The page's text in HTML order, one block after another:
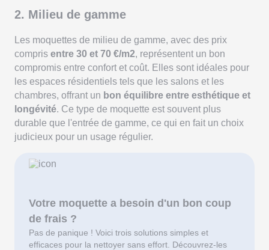
2. Milieu de gamme
Les moquettes de milieu de gamme, avec des prix
compris entre 30 et 70 €/m2, représentent un bon
compromis entre confort et coût. Elles sont idéales pour
les espaces résidentiels tels que les salons et les
chambres, offrant un bon équilibre entre esthétique et
longévité. Ce type de moquette est souvent plus
durable que l'entrée de gamme, ce qui en fait un choix
judicieux pour un usage régulier.
Votre moquette a besoin d'un bon coup
de frais ?
Pas de panique ! Voici trois solutions simples et
efficaces pour la nettoyer sans effort. Découvrez-les